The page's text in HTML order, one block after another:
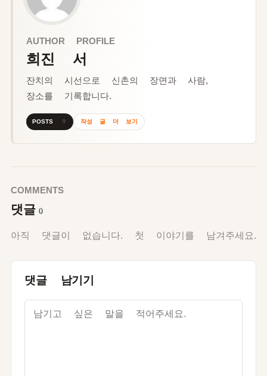
AUTHOR PROFILE
희진 서
잔치의 시선으로 신촌의 장면과 사람,
장소를 기록합니다.
POSTS 9 작성 글 더 보기
COMMENTS
댓글 0
아직 댓글이 없습니다. 첫 이야기를 남겨주세요.
댓글 남기기